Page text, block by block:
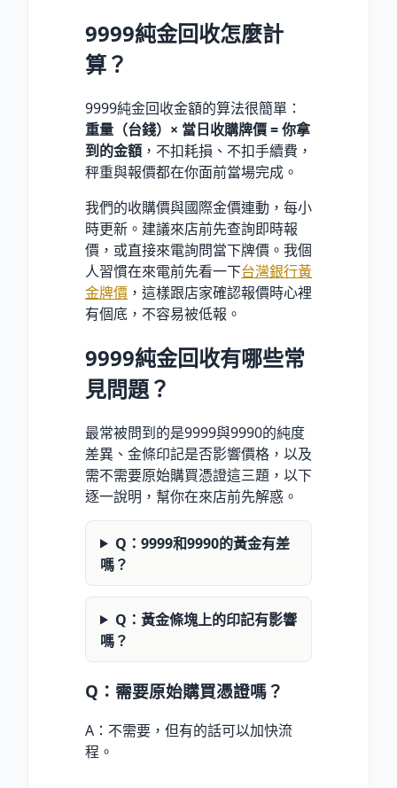
9999純金回收怎麼計
算？
9999純金回收金額的算法很簡單：
重量（台錢）× 當日收購牌價 = 你拿
到的金額 ，不扣耗損、不扣手續費，
秤重與報價都在你面前當場完成。
我們的收購價與國際金價連動，每小
時更新。建議來店前先查詢即時報
價，或直接來電詢問當下牌價。我個
人習慣在來電前先看一下台灣銀行黃
金牌價 ，這樣跟店家確認報價時心裡
有個底，不容易被低報。
9999純金回收有哪些常
見問題？
最常被問到的是9999與9990的純度
差異、金條印記是否影響價格，以及
需不需要原始購買憑證這三題，以下
逐一說明，幫你在來店前先解惑。
Q：9999和9990的黃金有差
嗎？
Q：黃金條塊上的印記有影響
嗎？
Q：需要原始購買憑證嗎？
A：不需要，但有的話可以加快流
程。